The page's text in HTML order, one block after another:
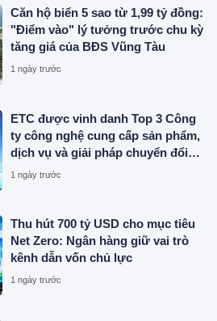
Căn hộ biển 5 sao từ 1,99 tỷ đồng:
"Điểm vào" lý tưởng trước chu kỳ
tăng giá của BĐS Vũng Tàu
1 ngày trước
ETC được vinh danh Top 3 Công
ty công nghệ cung cấp sản phẩm,
dịch vụ và giải pháp chuyển đổi
số uy tín năm 2026
1 ngày trước
Thu hút 700 tỷ USD cho mục tiêu
Net Zero: Ngân hàng giữ vai trò
kênh dẫn vốn chủ lực
1 ngày trước